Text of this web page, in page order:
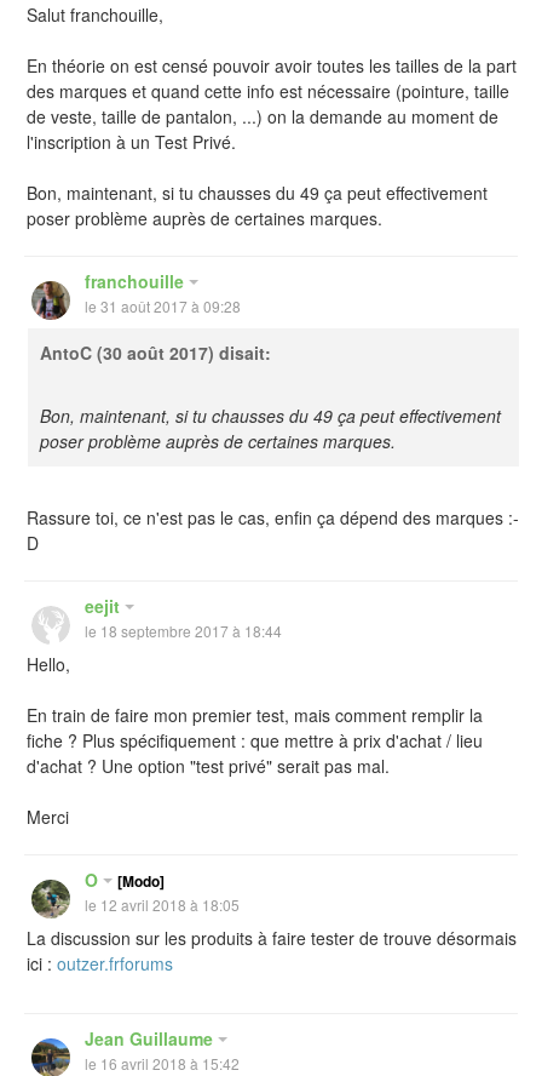
Salut franchouille,
En théorie on est censé pouvoir avoir toutes les tailles de la part
des marques et quand cette info est nécessaire (pointure, taille
de veste, taille de pantalon, ...) on la demande au moment de
l'inscription à un Test Privé.
Bon, maintenant, si tu chausses du 49 ça peut effectivement
poser problème auprès de certaines marques.
franchouille
le 31 août 2017 à 09:28
AntoC (30 août 2017) disait:
Bon, maintenant, si tu chausses du 49 ça peut effectivement
poser problème auprès de certaines marques.
Rassure toi, ce n'est pas le cas, enfin ça dépend des marques :-
D
eejit
le 18 septembre 2017 à 18:44
Hello,
En train de faire mon premier test, mais comment remplir la
fiche ? Plus spécifiquement : que mettre à prix d'achat / lieu
d'achat ? Une option "test privé" serait pas mal.
Merci
O [Modo]
le 12 avril 2018 à 18:05
La discussion sur les produits à faire tester de trouve désormais
ici :outzer.frforums
Jean Guillaume
le 16 avril 2018 à 15:42